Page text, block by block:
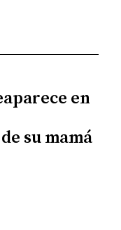
en
su mamá